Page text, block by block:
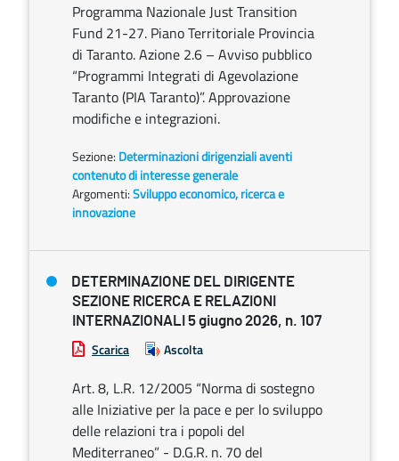
Programma Nazionale Just Transition
Fund 21-27. Piano Territoriale Provincia
di Taranto. Azione 2.6 – Avviso pubblico
“Programmi Integrati di Agevolazione
Taranto (PIA Taranto)”. Approvazione
modifiche e integrazioni.
Sezione: Determinazioni dirigenziali aventi
contenuto di interesse generale
Argomenti:Sviluppo economico, ricerca e
innovazione
DETERMINAZIONE DEL DIRIGENTE
SEZIONE RICERCA E RELAZIONI
INTERNAZIONALI 5 giugno 2026, n. 107
Scarica Ascolta
Art. 8, L.R. 12/2005 “Norma di sostegno
alle Iniziative per la pace e per lo sviluppo
delle relazioni tra i popoli del
Mediterraneo” - D.G.R. n. 70 del